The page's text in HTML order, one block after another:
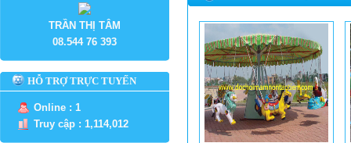
TRẦN THỊ TÂM
08.544 76 393
HỖ TRỢ TRỰC TUYẾN
Online : 1
Truy cập : 1,114,012